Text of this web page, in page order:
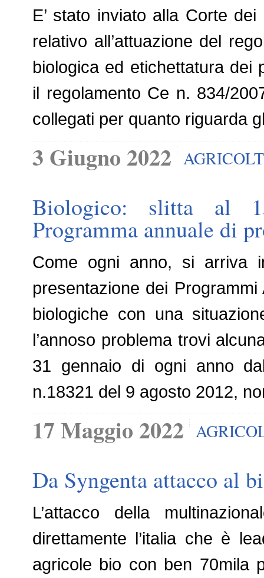
E’ stato inviato alla Corte
relativo all’attuazione del
biologica ed etichettatura dei
il regolamento Ce n. 834/
collegati per quanto riguarda
3 Giugno 2022
Biologico: slitta al
Programma annuale di
Come ogni anno, si arriva
presentazione dei
biologiche con una
l’annoso problema trovi
31 gennaio di ogni anno
n.18321 del 9 agosto 2012,
17 Maggio 2022
Da Syngenta attacco al
L’attacco della
direttamente l’italia che è
agricole bio con ben 70mila